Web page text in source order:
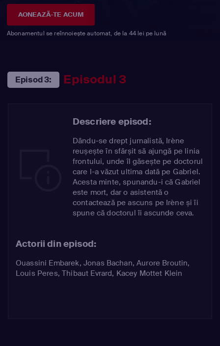
AONEAZĂ-TE ACUM
Abonamentul se reînnoiește automat, de la 44 lei pe lună
Episod 3: Episodul 3
Descriere episod:
Dându-se drept jurnalistă, Irène
reușește în sfârșit să ajungă pe linia
frontului, unde îl găsește pe doctorul
care l-a văzut ultima dată pe Gabriel.
Acesta minte, spunandu-i că Gabriel
este mort, dar o asistentă o
contactează pe ascuns pe Irène și îi
spune că doctorul îi ascunde ceva.
Actorii din episod:
Ouassini Embarek, Jonas Bachan,Aurore Broutin,
Louis Peres,Thibaut Evrard, Kacey Mottet Klein